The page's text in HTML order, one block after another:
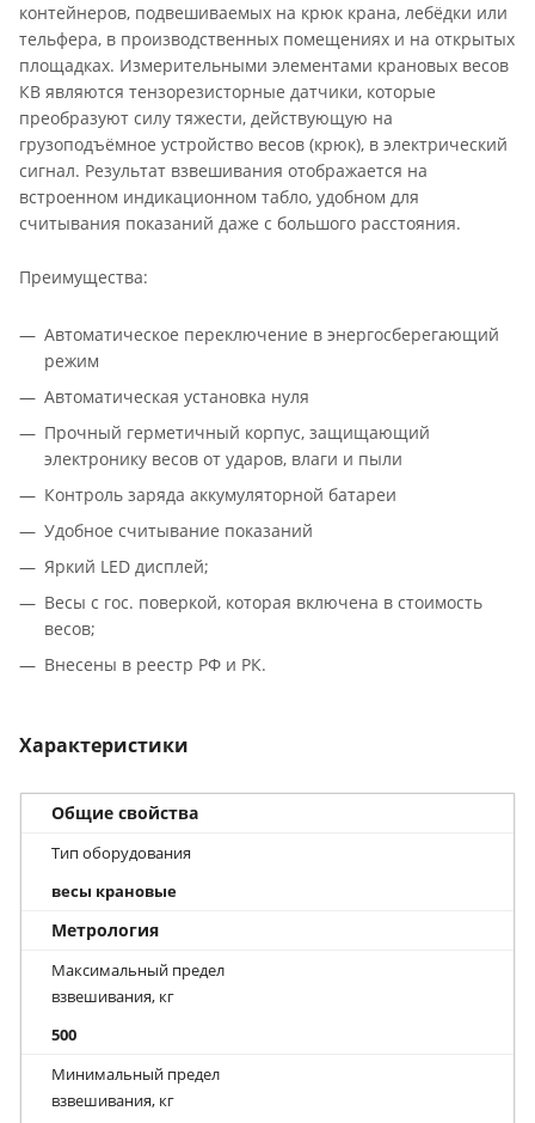
контейнеров, подвешиваемых на крюк крана, лебёдки или
тельфера, в производственных помещениях и на открытых
площадках. Измерительными элементами крановых весов
КВ являются тензорезисторные датчики, которые
преобразуют силу тяжести, действующую на
грузоподъёмное устройство весов (крюк), в электрический
сигнал. Результат взвешивания отображается на
встроенном индикационном табло, удобном для
считывания показаний даже с большого расстояния.
Преимущества:
Автоматическое переключение в энергосберегающий
режим
Автоматическая установка нуля
Прочный герметичный корпус, защищающий
электронику весов от ударов, влаги и пыли
Контроль заряда аккумуляторной батареи
Удобное считывание показаний
Яркий LED дисплей;
Весы с гос. поверкой, которая включена в стоимость
весов;
Внесены в реестр РФ и РК.
Характеристики
Общие свойства
Тип оборудования
весы крановые
Метрология
Максимальный предел
взвешивания, кг
500
Минимальный предел
взвешивания, кг